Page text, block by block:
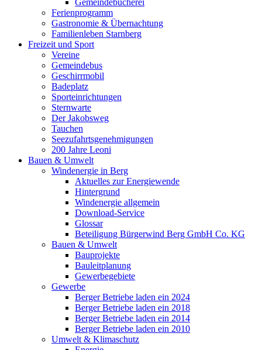
Gemeindebücherei
Ferienprogramm
Gastronomie & Übernachtung
Familienleben Starnberg
Freizeit und Sport
Vereine
Gemeindebus
Geschirrmobil
Badeplatz
Sporteinrichtungen
Sternwarte
Der Jakobsweg
Tauchen
Seezufahrtsgenehmigungen
200 Jahre Leoni
Bauen & Umwelt
Windenergie in Berg
Aktuelles zur Energiewende
Hintergrund
Windenergie allgemein
Download-Service
Glossar
Beteiligung Bürgerwind Berg GmbH Co. KG
Bauen & Umwelt
Bauprojekte
Bauleitplanung
Gewerbegebiete
Gewerbe
Berger Betriebe laden ein 2024
Berger Betriebe laden ein 2018
Berger Betriebe laden ein 2014
Berger Betriebe laden ein 2010
Umwelt & Klimaschutz